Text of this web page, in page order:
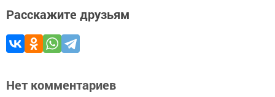
Расскажите друзьям
Нет комментариев